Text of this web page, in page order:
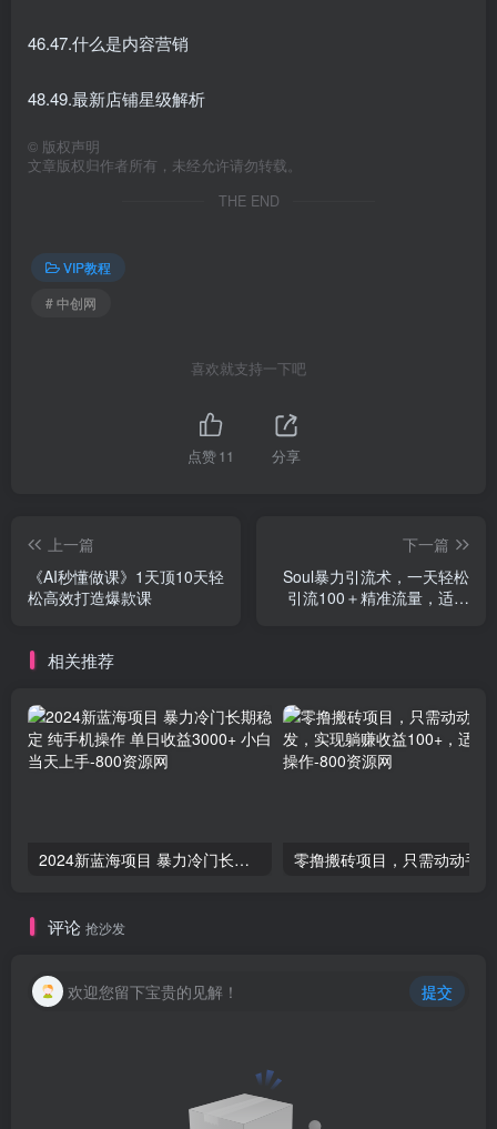
46.47.什么是内容营销
48.49.最新店铺星级解析
© 版权声明
文章版权归作者所有，未经允许请勿转载。
THE END
VIP教程
# 中创网
喜欢就支持一下吧
点赞11 分享
上一篇
《AI秒懂做课》1天顶10天轻
松高效打造爆款课
下一篇
Soul暴力引流术，一天轻松
引流100＋精准流量，适用
相关推荐
2024新蓝海项目 暴力冷门长期稳定 纯手机操作 单日收益3000+ 小白当天上手
评论 抢沙发
欢迎您留下宝贵的见解！ 提交